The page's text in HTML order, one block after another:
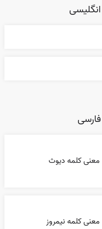
معنی کلمه دیوث
معنی کلمه نیمروز